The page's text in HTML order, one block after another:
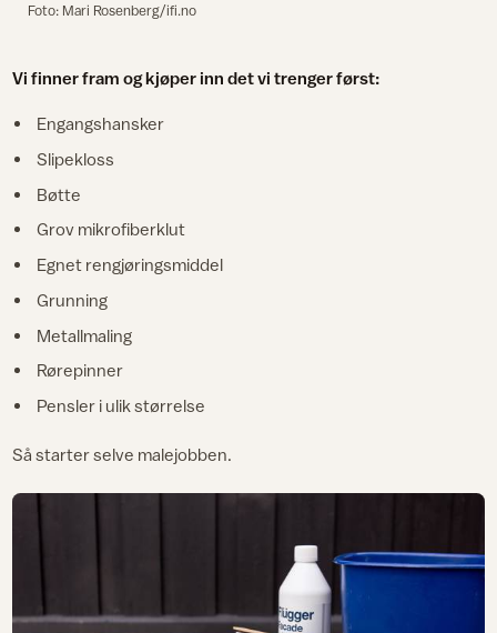
Foto: Mari Rosenberg/ifi.no
Vi finner fram og kjøper inn det vi trenger først:
Engangshansker
Slipekloss
Bøtte
Grov mikrofiberklut
Egnet rengjøringsmiddel
Grunning
Metallmaling
Rørepinner
Pensler i ulik størrelse
Så starter selve malejobben.